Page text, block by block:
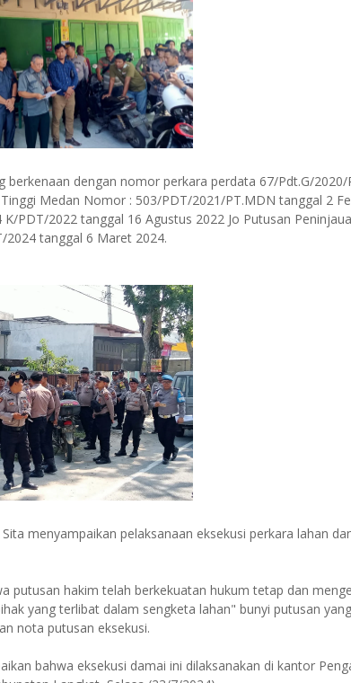
dengan nomor perkara perdata 67/Pdt.G/2020/
Medan Nomor : 503/PDT/2021/PT.MDN tanggal 2
PDT/2022 tanggal 16 Agustus 2022 Jo Putusan
2024 tanggal 6 Maret 2024.
menyampaikan pelaksanaan eksekusi perkara lahan
putusan hakim telah berkekuatan hukum tetap dan
yang terlibat dalam sengketa lahan" bunyi putusan yang
nota putusan eksekusi.
bahwa eksekusi damai ini dilaksanakan di kantor